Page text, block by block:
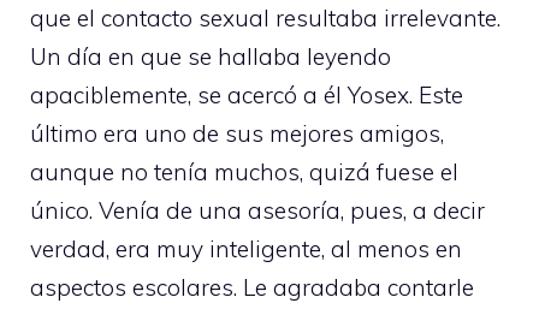
que el contacto sexual resultaba irrelevante.
Un día en que se hallaba leyendo
apaciblemente, se acercó a él Yosex. Este
último era uno de sus mejores amigos,
aunque no tenía muchos, quizá fuese el
único. Venía de una asesoría, pues, a decir
verdad, era muy inteligente, al menos en
aspectos escolares. Le agradaba contarle